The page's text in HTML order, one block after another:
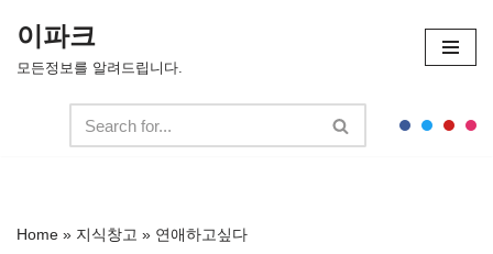
콘
기
이파크
모든정보를 알려드립니다.
Home » 지식창고 » 연애하고싶다